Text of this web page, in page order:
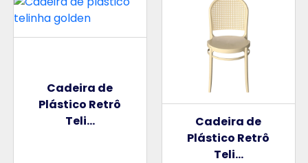
Cadeira de
Plástico Retrô
Teli...
Cadeira de
Plástico Retrô
Teli...